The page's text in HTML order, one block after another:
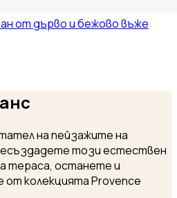
от дърво и бежово въже
на пейзажите на
този естествен
тераса, останете и
колекцията Provence